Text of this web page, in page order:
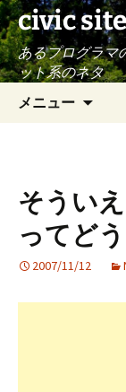
civic site
あるプログラマ
ット系のネタ
メニュー
へ
ス
キ
そうい
ってど
2007/11/12